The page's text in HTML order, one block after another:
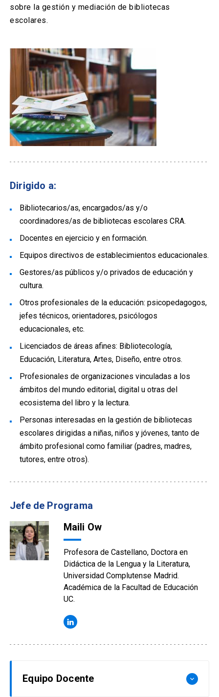
nueva
pestaña)
sobre la gestión y mediación de bibliotecas
escolares.
Dirigido a:
Bibliotecarios/as, encargados/as y/o
coordinadores/as de bibliotecas escolares CRA.
Docentes en ejercicio y en formación.
Equipos directivos de establecimientos educacionales.
Gestores/as públicos y/o privados de educación y
cultura.
Otros profesionales de la educación: psicopedagogos,
jefes técnicos, orientadores, psicólogos
educacionales, etc.
Licenciados de áreas afines: Bibliotecología,
Educación, Literatura, Artes, Diseño, entre otros.
Profesionales de organizaciones vinculadas a los
ámbitos del mundo editorial, digital u otras del
ecosistema del libro y la lectura.
Personas interesadas en la gestión de bibliotecas
escolares dirigidas a niñas, niños y jóvenes, tanto de
ámbito profesional como familiar (padres, madres,
tutores, entre otros).
Jefe de Programa
Maili Ow
Profesora de Castellano, Doctora en
Didáctica de la Lengua y la Literatura,
Universidad Complutense Madrid.
Académica de la Facultad de Educación
UC.
Equipo Docente keyboard_arrow_down